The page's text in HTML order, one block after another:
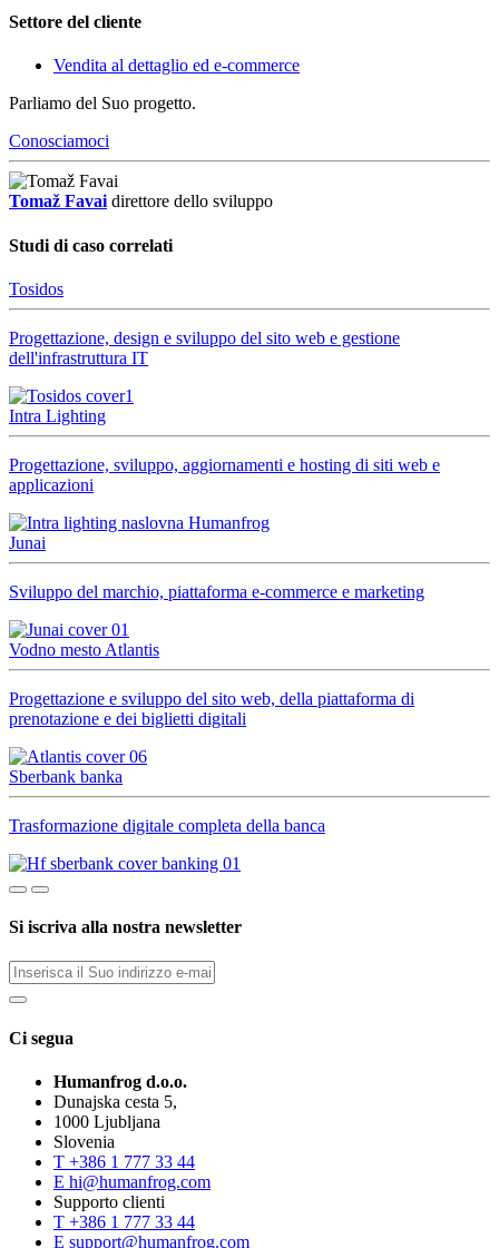
Settore del cliente
Vendita al dettaglio ed e-commerce
Parliamo del Suo progetto.
Conosciamoci
Tomaž Favai direttore dello sviluppo
Studi di caso correlati
Tosidos
Progettazione, design e sviluppo del sito web e gestione
dell'infrastruttura IT
Intra Lighting
Progettazione, sviluppo, aggiornamenti e hosting di siti web e
applicazioni
Junai
Sviluppo del marchio, piattaforma e-commerce e marketing
Vodno mesto Atlantis
Progettazione e sviluppo del sito web, della piattaforma di
prenotazione e dei biglietti digitali
Sberbank banka
Trasformazione digitale completa della banca
Si iscriva alla nostra newsletter
Ci segua
Humanfrog d.o.o.
Dunajska cesta 5,
1000 Ljubljana
Slovenia
T +386 1 777 33 44
E hi@humanfrog.com
Supporto clienti
T +386 1 777 33 44
E support@humanfrog.com